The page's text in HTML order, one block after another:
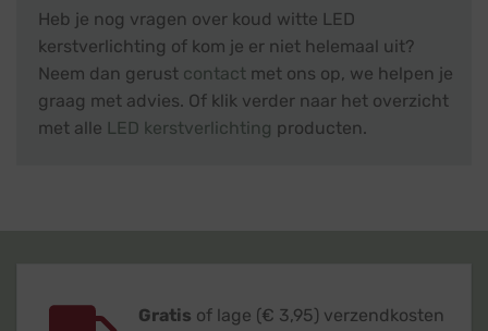
Heb je nog vragen over koud witte LED
kerstverlichting of kom je er niet helemaal uit?
Neem dan gerust contact met ons op, we helpen je
graag met advies. Of klik verder naar het overzicht
met alle LED kerstverlichting producten.
Gratis of lage (€ 3,95) verzendkosten